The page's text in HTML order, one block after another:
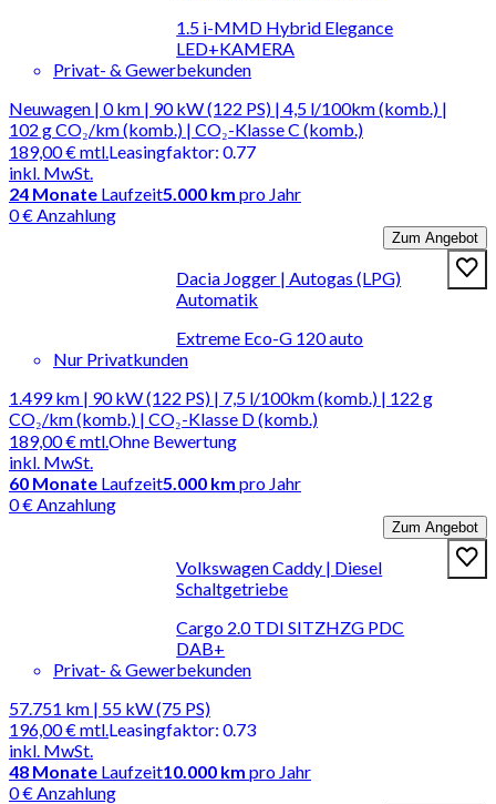
1.5 i-MMD Hybrid Elegance
LED+KAMERA
Privat- & Gewerbekunden
Neuwagen | 0 km | 90 kW (122 PS) | 4,5 l/100km (komb.) |
102 g CO₂/km (komb.) | CO₂-Klasse C (komb.)
189,00 €mtl.
inkl. MwSt.
Leasingfaktor: 0.77
24 Monate Laufzeit5.000 km pro Jahr
0 € Anzahlung
Zum Angebot
Dacia Jogger | Autogas (LPG)
Automatik
Extreme Eco-G 120 auto
Nur Privatkunden
1.499 km | 90 kW (122 PS) | 7,5 l/100km (komb.) | 122 g
CO₂/km (komb.) | CO₂-Klasse D (komb.)
189,00 €mtl.
inkl. MwSt.
Ohne Bewertung
60 Monate Laufzeit5.000 km pro Jahr
0 € Anzahlung
Zum Angebot
Volkswagen Caddy | Diesel
Schaltgetriebe
Cargo 2.0 TDI SITZHZG PDC
DAB+
Privat- & Gewerbekunden
57.751 km | 55 kW (75 PS)
196,00 €mtl.
inkl. MwSt.
Leasingfaktor: 0.73
48 Monate Laufzeit10.000 km pro Jahr
0 € Anzahlung